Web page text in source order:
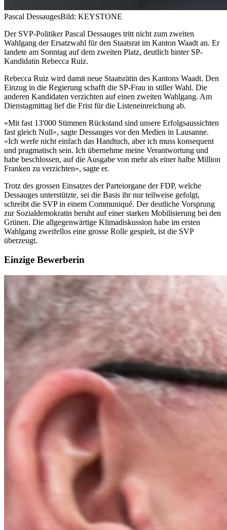
Pascal DessaugesBild: KEYSTONE
Der SVP-Politiker Pascal Dessauges tritt nicht zum zweiten
Wahlgang der Ersatzwahl für den Staatsrat im Kanton Waadt an. Er
landete am Sonntag auf dem zweiten Platz, deutlich hinter SP-
Kandidatin Rebecca Ruiz.
Rebecca Ruiz wird damit neue Staatsrätin des Kantons Waadt. Den
Einzug in die Regierung schafft die SP-Frau in stiller Wahl. Die
anderen Kandidaten verzichten auf einen zweiten Wahlgang. Am
Dienstagmittag lief die Frist für die Listeneinreichung ab.
«Mit fast 13'000 Stimmen Rückstand sind unsere Erfolgsaussichten
fast gleich Null», sagte Dessauges vor den Medien in Lausanne.
«Ich werfe nicht einfach das Handtuch, aber ich muss konsequent
und pragmatisch sein. Ich übernehme meine Verantwortung und
habe beschlossen, auf die Ausgabe von mehr als einer halbe Million
Franken zu verzichten», sagte er.
Trotz des grossen Einsatzes der Parteiorgane der FDP, welche
Dessauges unterstützte, sei die Basis ihr nur teilweise gefolgt,
schreibt die SVP in einem Communiqué. Der deutliche Vorsprung
zur Sozialdemokratin beruht auf einer starken Mobilisierung bei den
Grünen. Die allgegenwärtige Klimadiskussion habe im ersten
Wahlgang zweifellos eine grosse Rolle gespielt, ist die SVP
überzeugt.
Einzige Bewerberin